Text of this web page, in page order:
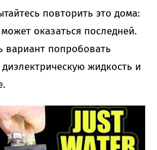
повторить это дома:
оказаться последней.
вариант попробовать
жидкость и